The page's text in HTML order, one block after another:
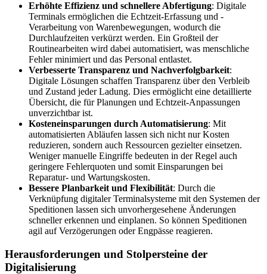
Erhöhte Effizienz und schnellere Abfertigung: Digitale
Terminals ermöglichen die Echtzeit-Erfassung und -
Verarbeitung von Warenbewegungen, wodurch die
Durchlaufzeiten verkürzt werden. Ein Großteil der
Routinearbeiten wird dabei automatisiert, was menschliche
Fehler minimiert und das Personal entlastet.
Verbesserte Transparenz und Nachverfolgbarkeit:
Digitale Lösungen schaffen Transparenz über den Verbleib
und Zustand jeder Ladung. Dies ermöglicht eine detaillierte
Übersicht, die für Planungen und Echtzeit-Anpassungen
unverzichtbar ist.
Kosteneinsparungen durch Automatisierung: Mit
automatisierten Abläufen lassen sich nicht nur Kosten
reduzieren, sondern auch Ressourcen gezielter einsetzen.
Weniger manuelle Eingriffe bedeuten in der Regel auch
geringere Fehlerquoten und somit Einsparungen bei
Reparatur- und Wartungskosten.
Bessere Planbarkeit und Flexibilität: Durch die
Verknüpfung digitaler Terminalsysteme mit den Systemen der
Speditionen lassen sich unvorhergesehene Änderungen
schneller erkennen und einplanen. So können Speditionen
agil auf Verzögerungen oder Engpässe reagieren.
Herausforderungen und Stolpersteine der
Digitalisierung